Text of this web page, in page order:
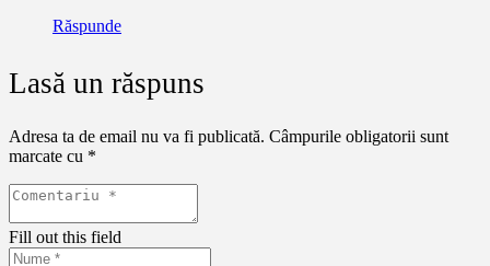
Răspunde
Lasă un răspuns
Adresa ta de email nu va fi publicată. Câmpurile obligatorii sunt
marcate cu *
Fill out this field